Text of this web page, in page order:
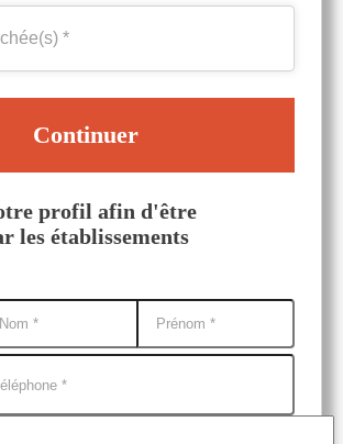
Continuer
profil afin d'être
les établissements